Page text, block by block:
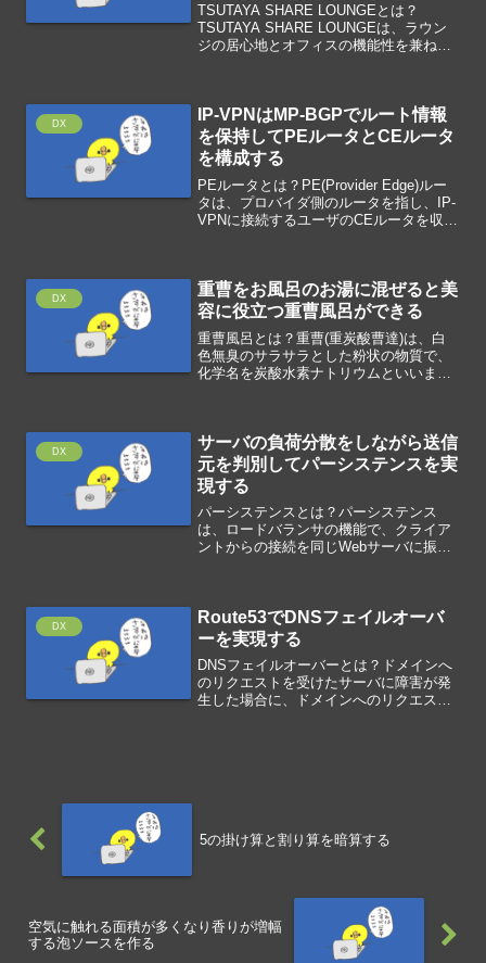
TSUTAYA SHARE LOUNGEとは？
TSUTAYA SHARE LOUNGEは、ラウン
ジの居心地とオフィスの機能性を兼ね備
ド...
DX
IP-VPNはMP-BGPでルート情報
を保持してPEルータとCEルータ
を構成する
PEルータとは？PE(Provider Edge)ルー
タは、プロバイダ側のルータを指し、IP-
VPNに接続するユーザのCEルータを収容
DX
重曹をお風呂のお湯に混ぜると美
容に役立つ重曹風呂ができる
重曹風呂とは？重曹(重炭酸曹達)は、白
色無臭のサラサラとした粉状の物質で、
化学名を炭酸水素ナトリウムといいま
呂のお湯に混ぜると、美容...
DX
サーバの負荷分散をしながら送信
元を判別してパーシステンスを実
現する
パーシステンスとは？パーシステンス
は、ロードバランサの機能で、クライア
ントからの接続を同じWebサーバに振り
サーバに転送するシステム...
DX
Route53でDNSフェイルオーバ
ーを実現する
DNSフェイルオーバーとは？ドメインへ
のリクエストを受けたサーバに障害が発
生した場合に、ドメインへのリクエスト
5の掛け算と割り算を暗算する
空気に触れる面積が多くなり香りが増幅
する泡ソースを作る